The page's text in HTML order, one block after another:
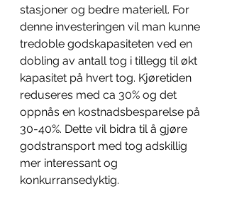
stasjoner og bedre materiell. For
denne investeringen vil man kunne
tredoble godskapasiteten ved en
dobling av antall tog i tillegg til økt
kapasitet på hvert tog. Kjøretiden
reduseres med ca 30% og det
oppnås en kostnadsbesparelse på
30-40%. Dette vil bidra til å gjøre
godstransport med tog adskillig
mer interessant og
konkurransedyktig.